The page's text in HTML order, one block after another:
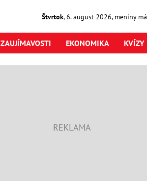
Štvrtok,6. august2026, meniny má
ZAUJÍMAVOSTI EKONOMIKA KVÍZY